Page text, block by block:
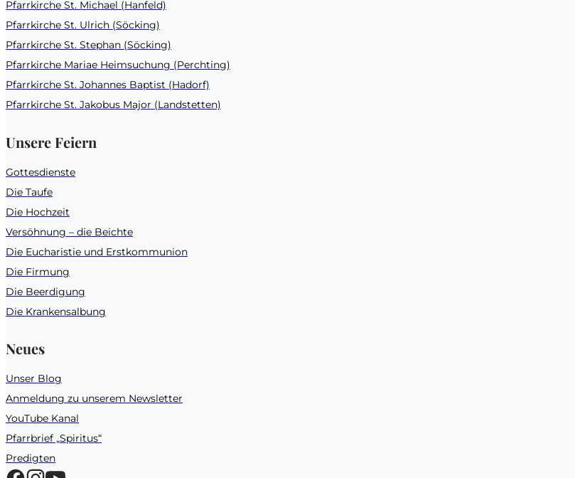
Pfarrkirche St. Michael (Hanfeld)
Pfarrkirche St. Ulrich (Söcking)
Pfarrkirche St. Stephan (Söcking)
Pfarrkirche Mariae Heimsuchung (Perchting)
Pfarrkirche St. Johannes Baptist (Hadorf)
Pfarrkirche St. Jakobus Major (Landstetten)
Unsere Feiern
Gottesdienste
Die Taufe
Die Hochzeit
Versöhnung – die Beichte
Die Eucharistie und Erstkommunion
Die Firmung
Die Beerdigung
Die Krankensalbung
Neues
Unser Blog
Anmeldung zu unserem Newsletter
YouTube Kanal
Pfarrbrief „Spiritus“
Predigten